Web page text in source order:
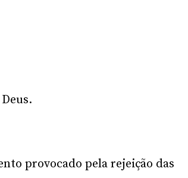
provocado pela rejeição das